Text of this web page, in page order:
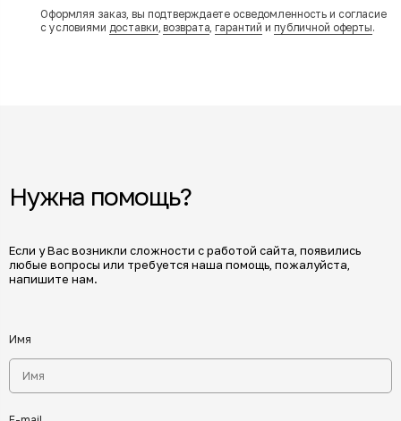
Оформляя заказ, вы подтверждаете осведомленность и согласие
с условиями доставки,возврата,гарантий и публичной оферты.
Нужна помощь?
Если у Вас возникли сложности с работой сайта, появились
любые вопросы или требуется наша помощь, пожалуйста,
напишите нам.
Имя